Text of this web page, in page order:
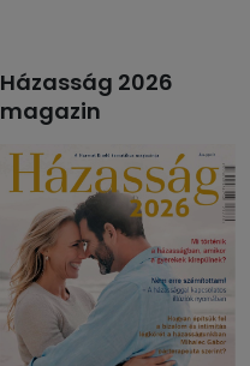
Házasság 2026
magazin